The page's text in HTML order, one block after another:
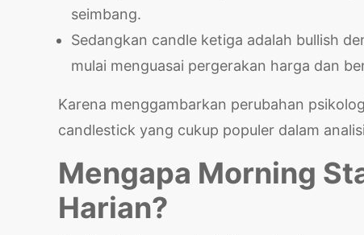
seimbang.
Sedangkan candle ketiga adalah bullish
mulai menguasai pergerakan harga dan
Karena menggambarkan perubahan
candlestick yang cukup populer dalam
Mengapa Morning
Harian?